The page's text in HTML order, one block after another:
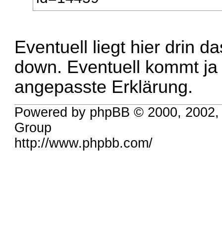
Eventuell liegt hier drin
down. Eventuell kommt
angepasste Erklärung.
Powered by phpBB © 2000,
Group
http://www.phpbb.com/